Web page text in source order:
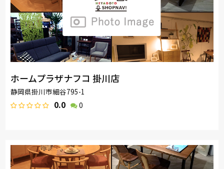
ホームプラザナフコ 掛川店
静岡県掛川市細谷795-1
0.0 0